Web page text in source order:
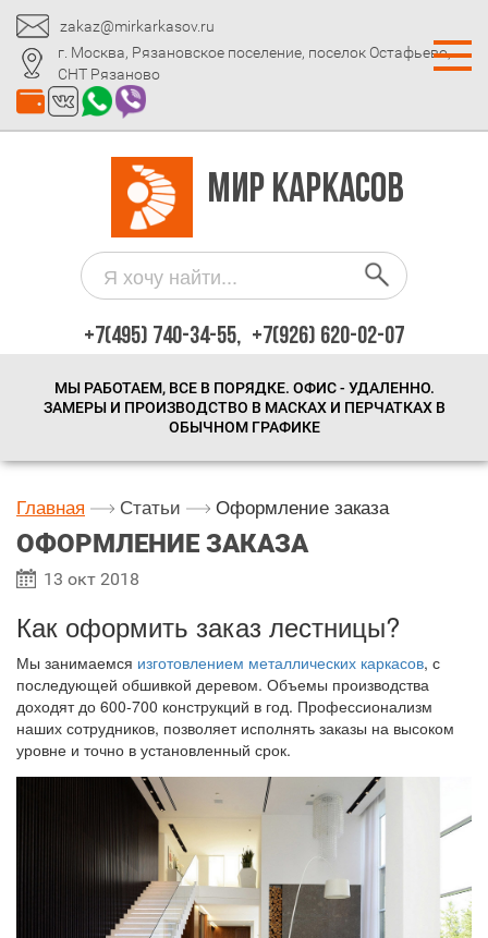
zakaz@mirkarkasov.ru
г. Москва, Рязановское поселение, поселок Остафьево,
СНТ Рязаново
МИР КАРКАСОВ
+7(495) 740-34-55, +7(926) 620-02-07
МЫ РАБОТАЕМ, ВСЕ В ПОРЯДКЕ. ОФИС - УДАЛЕННО.
ЗАМЕРЫ И ПРОИЗВОДСТВО В МАСКАХ И ПЕРЧАТКАХ В
ОБЫЧНОМ ГРАФИКЕ
Главная Статьи Оформление заказа
ОФОРМЛЕНИЕ ЗАКАЗА
13 окт 2018
Как оформить заказ лестницы?
Мы занимаемся изготовлением металлических каркасов, с
последующей обшивкой деревом. Объемы производства
доходят до 600-700 конструкций в год. Профессионализм
наших сотрудников, позволяет исполнять заказы на высоком
уровне и точно в установленный срок.